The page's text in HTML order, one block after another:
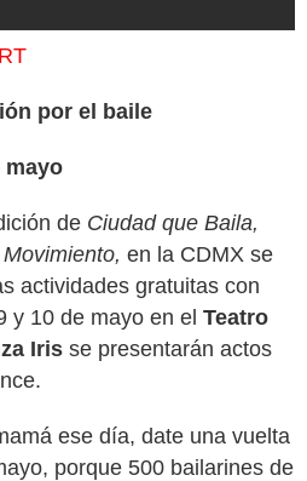
por el baile
mayo
de Ciudad que Baila,
en la CDMX se
actividades gratuitas con
y 10 de mayo en el Teatro
Iris se presentarán actos
ese día, date una vuelta
porque 500 bailarines de